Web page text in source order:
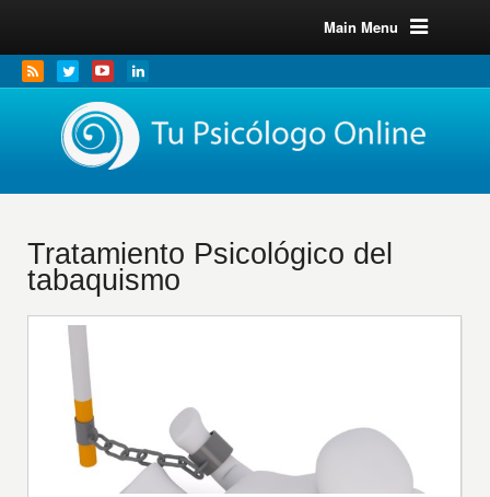
Main Menu
Tratamiento Psicológico del
tabaquismo